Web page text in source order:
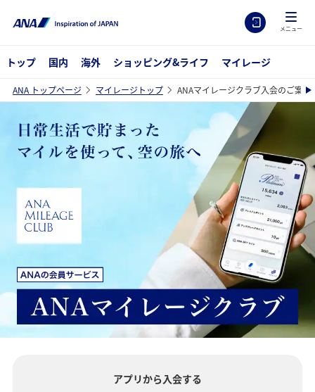
メニュー
トップ 国内 海外 ショッピング&ライフ マイレージ
ANA トップページ マイレージトップ ANAマイレージクラブ入会のご案内
アプリから入会する